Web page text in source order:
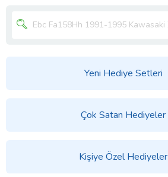
Yeni Hediye Setleri
Çok Satan Hediyeler
Kişiye Özel Hediyeler